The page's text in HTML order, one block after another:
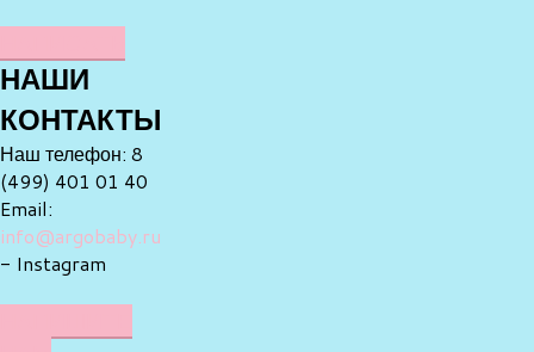
НАШИ
КОНТАКТЫ
Наш телефон: 8
(499) 401 01 40
Email:
info@argobaby.ru
- Instagram